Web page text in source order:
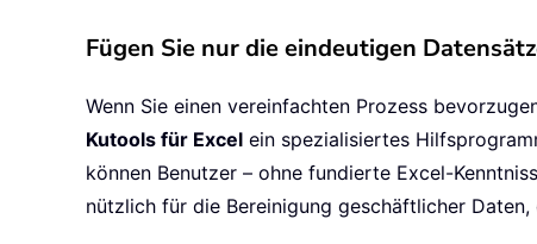
Fügen Sie nur die eindeutigen
Wenn Sie einen vereinfachten Prozess
Kutools für Excel ein spezialisiertes
können Benutzer – ohne fundierte Excel-
nützlich für die Bereinigung geschäftlicher